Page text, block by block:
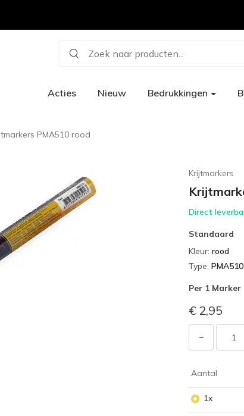
Zoek naar producten...
Acties Nieuw Bedrukkingen
PMA510 rood
Krijtmarkers
Direct
Standaard
Kleur: rood
Type: PMA510
Per 1 Marker
€ 2,95
−
Aantal
1x